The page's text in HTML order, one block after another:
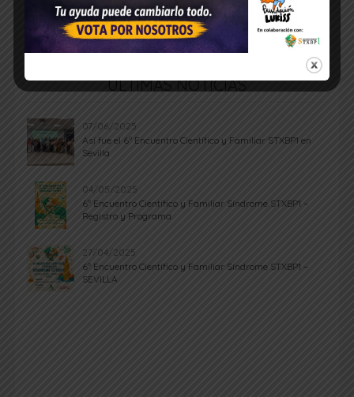
ÚLTIMAS NOTICIAS
07/06/2025
Así fue el 6º Encuentro Científico y Familiar STXBP1 en
Sevilla
04/05/2025
6º Encuentro Científico y Familiar Síndrome STXBP1 –
Registro y Programa
27/04/2025
6º Encuentro Científico y Familiar Síndrome STXBP1 –
SEVILLA